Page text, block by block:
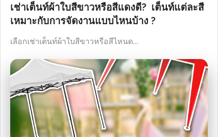
เช่าเต็นท์ผ้าใบสีขาวหรือสีแดงดี? เต็นท์แต่ละสี
เหมาะกับการจัดงานแบบไหนบ้าง ?
เลือกเช่าเต็นท์ผ้าใบสีขาวหรือสีไหนด…